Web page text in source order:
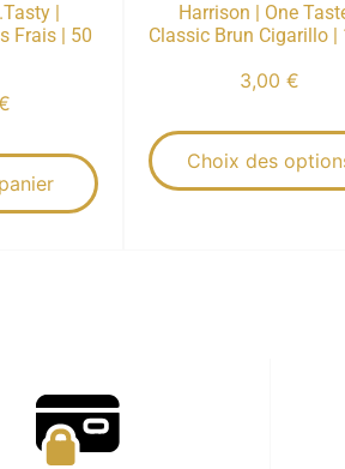
|
Frais | 50
Harrison | One
Classic Brun Cigarillo |
3,00 €
Choix des